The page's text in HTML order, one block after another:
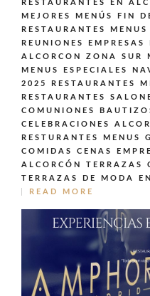
RESTAURANTES EN
MEJORES MENÚS FIN
RESTAURANTES
REUNIONES
ALCORCON ZONA SUR
MENUS ESPECIALES
2025
RESTAURANTES
RESTAURANTES
COMUNIONES
CELEBRACIONES
RESTURANTES MENUS
COMIDAS CENAS
ALCORCÓN
TERRAZAS
TERRAZAS DE MODA
READ MORE